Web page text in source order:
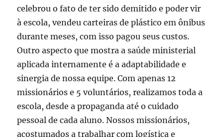
celebrou o fato de ter sido demitido e poder vir
à escola, vendeu carteiras de plástico em ônibus
durante meses, com isso pagou seus custos.
Outro aspecto que mostra a saúde ministerial
aplicada internamente é a adaptabilidade e
sinergia de nossa equipe. Com apenas 12
missionários e 5 voluntários, realizamos toda a
escola, desde a propaganda até o cuidado
pessoal de cada aluno. Nossos missionários,
acostumados a trabalhar com logística e